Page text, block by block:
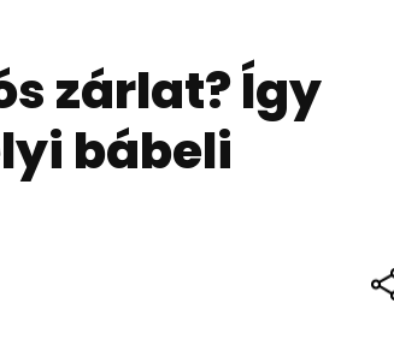
zárlat? Így
bábeli